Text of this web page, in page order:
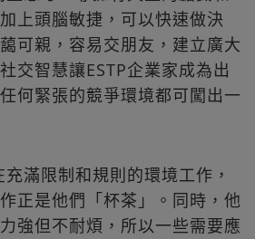
上頭腦敏捷，可以快速做決
可親，容易交朋友，建立廣大
交智慧讓ESTP企業家成為出
何緊張的競爭環境都可闖出一
滿限制和規則的環境工作，
正是他們「杯茶」。同時，他
強但不耐煩，所以一些需要應